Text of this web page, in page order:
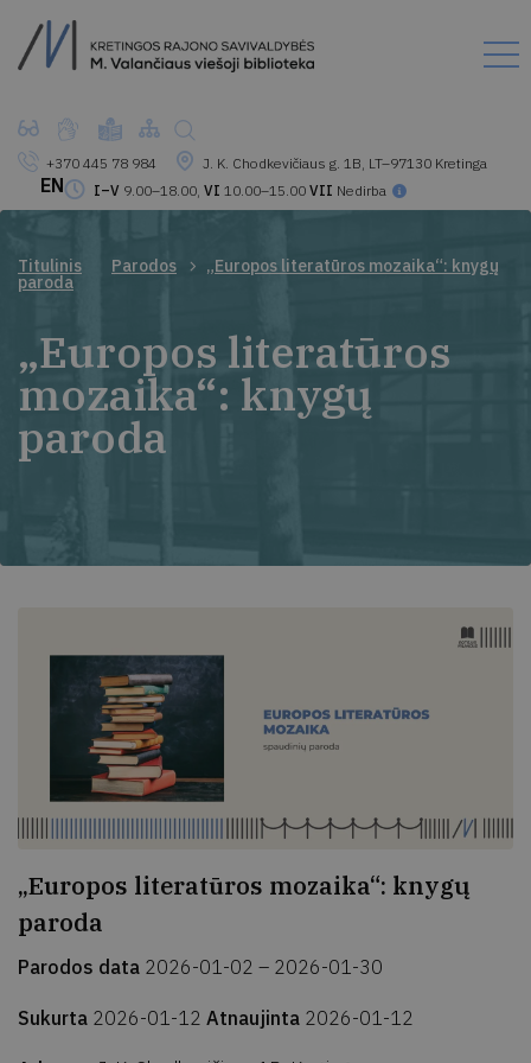
+370 445 78 984
J. K. Chodkevičiaus g. 1B, LT–97130 Kretinga
I–V 9.00–18.00, VI 10.00–15.00 VII Nedirba
EN
Titulinis Parodos „Europos literatūros mozaika“: knygų
paroda
„Europos literatūros
mozaika“: knygų
paroda
„Europos literatūros mozaika“: knygų
paroda
Parodos data 2026-01-02 – 2026-01-30
Sukurta 2026-01-12 Atnaujinta 2026-01-12